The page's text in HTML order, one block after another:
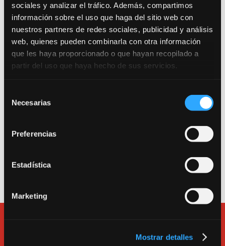
sociales y analizar el tráfico. Además, compartimos
información sobre el uso que haga del sitio web con
nuestros partners de redes sociales, publicidad y análisis
web, quienes pueden combinarla con otra información
que les haya proporcionado o que hayan recopilado a
partir del uso que haya hecho de sus servicios.
Necesarias
Preferencias
Estadística
Marketing
Mostrar detalles
Trabajamos por una escuela segura. Consulta
nuestro Protocolo Anti-COVID 19.
Entrada como público a la sala de teatro: Calle
Entrada a la escuela, a las salas de alquiler y a la
Teléfono
e-mail:bululu@bululu2120.com